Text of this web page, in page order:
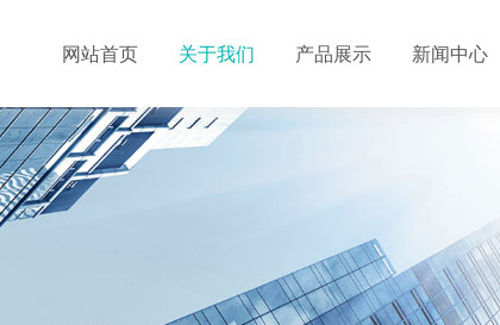
网站首页 关于我们 产品展示 新闻中心